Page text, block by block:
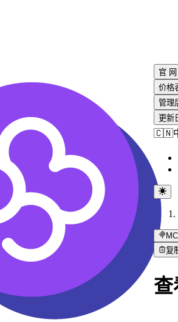
官 网
价格
管理
更新
🇨🇳
复
查